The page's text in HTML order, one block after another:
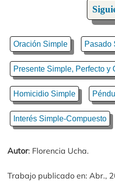
Oración Simple Pasado
Presente Simple, Perfecto y
Homicidio Simple
Interés Simple-Compuesto
Autor: Florencia Ucha.
Trabajo publicado en: Abr.,